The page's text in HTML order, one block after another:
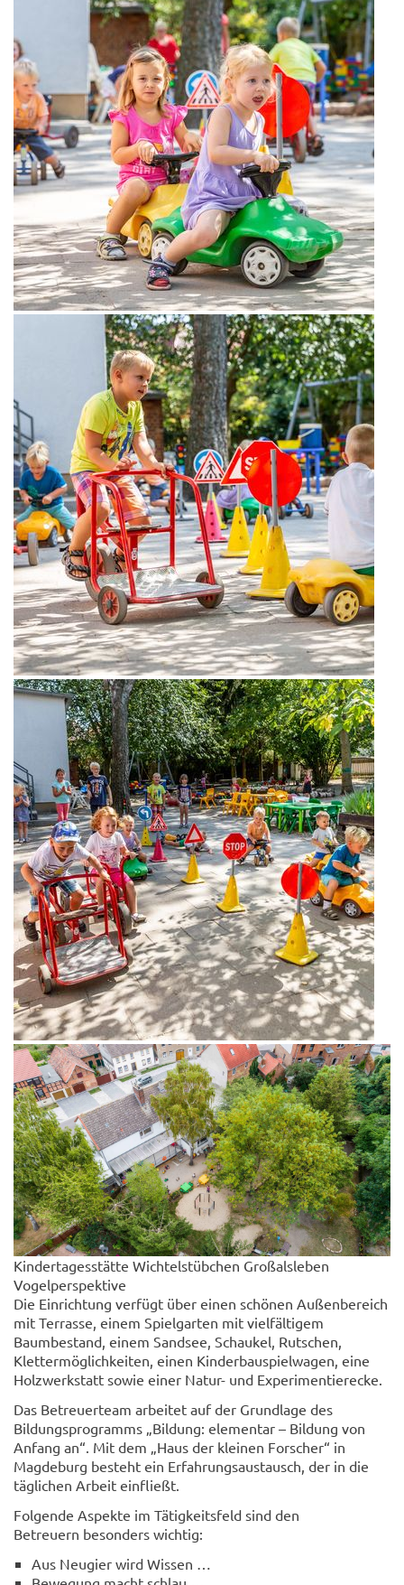
Kindertagesstätte Wichtelstübchen Großalsleben
Vogelperspektive
Die Einrichtung verfügt über einen schönen Außenbereich
mit Terrasse, einem Spielgarten mit vielfältigem
Baumbestand, einem Sandsee, Schaukel, Rutschen,
Klettermöglichkeiten, einen Kinderbauspielwagen, eine
Holzwerkstatt sowie einer Natur- und Experimentierecke.
Das Betreuerteam arbeitet auf der Grundlage des
Bildungsprogramms „Bildung: elementar – Bildung von
Anfang an“. Mit dem „Haus der kleinen Forscher“ in
Magdeburg besteht ein Erfahrungsaustausch, der in die
täglichen Arbeit einfließt.
Folgende Aspekte im Tätigkeitsfeld sind den
Betreuern besonders wichtig:
Aus Neugier wird Wissen …